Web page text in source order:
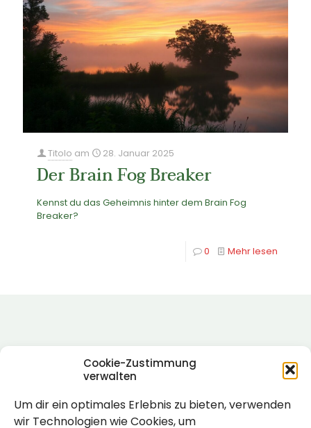
Cookie-Zustimmung
verwalten
Um dir ein optimales Erlebnis zu bieten, verwenden
wir Technologien wie Cookies, um
Titolo am 28. Januar 2025
Der Brain Fog Breaker
Kennst du das Geheimnis hinter dem Brain Fog
Breaker?
0 Mehr lesen
Rechtlich